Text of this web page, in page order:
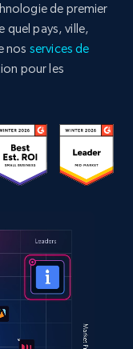
de premier
quel pays, ville,
nos services de
pour les